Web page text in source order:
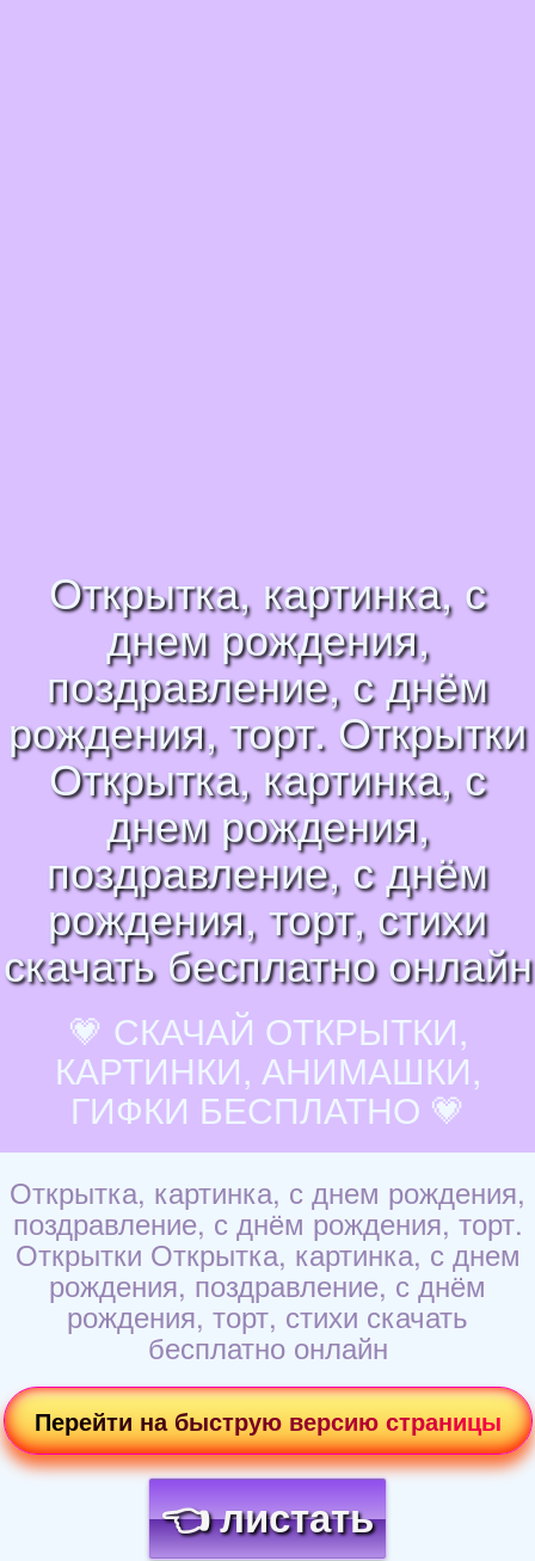
Открытка, картинка, с
днем рождения,
поздравление, с днём
рождения, торт. Открытки
Открытка, картинка, с
днем рождения,
поздравление, с днём
рождения, торт, стихи
скачать бесплатно онлайн
💗 СКАЧАЙ ОТКРЫТКИ,
КАРТИНКИ, АНИМАШКИ,
ГИФКИ БЕСПЛАТНО 💗
Открытка, картинка, с днем рождения,
поздравление, с днём рождения, торт.
Открытки Открытка, картинка, с днем
рождения, поздравление, с днём
рождения, торт, стихи скачать
бесплатно онлайн
Перейти на быструю версию страницы
👈 листать